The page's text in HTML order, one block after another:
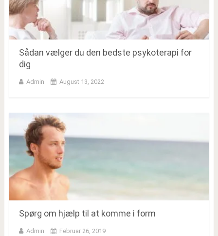
Sådan vælger du den bedste psykoterapi for
dig
Admin August 13, 2022
Spørg om hjælp til at komme i form
Admin Februar 26, 2019